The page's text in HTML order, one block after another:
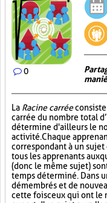
0
La Racine carréeconsiste
carrée du nombre total
détermine d'ailleurs le
activité. Chaque
correspondant à un
tous les apprenants
(donc le même sujet)
temps déterminé. Dans
démembrés et de
cette fois ceux qui ont le